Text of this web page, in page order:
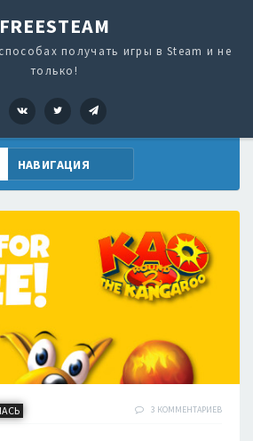
FREESTEAM
получать игры в Steam и не
только!
VK Twitter
3 КОММЕНТАРИЕВ